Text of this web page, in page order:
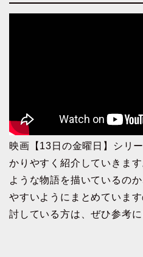
映画【13日の金曜日】シリ
かりやすく紹介していきま
ような物語を描いているの
やすいようにまとめていま
討している方は、ぜひ参考に